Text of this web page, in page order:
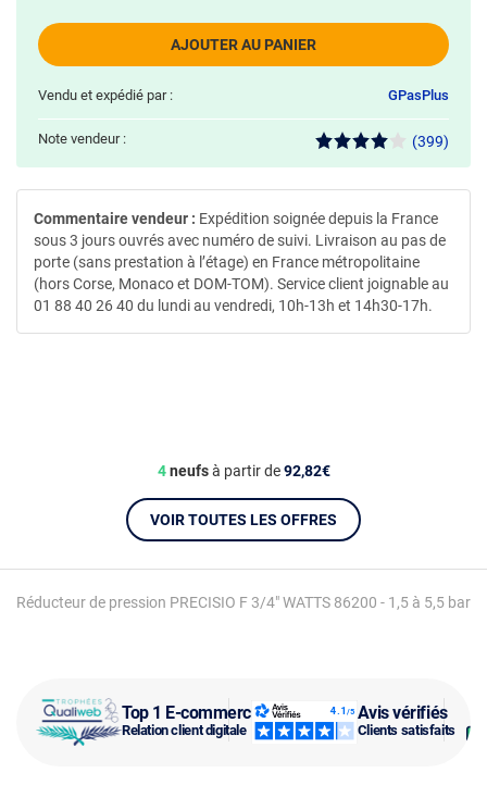
Top 1 E-commerce
Relation client digitale
Avis vérifiés
Clients satisfaits
Réducteur de pression PRECISIO F 3/4" WATTS 86200 - 1,5 à 5,5 bar
AJOUTER AU PANIER
Vendu et expédié par : GPasPlus
Note vendeur : (399)
4neufsà partir de92,82€
VOIR TOUTES LES OFFRES
Commentaire vendeur : Expédition soignée depuis la France
sous 3 jours ouvrés avec numéro de suivi. Livraison au pas de
porte (sans prestation à l’étage) en France métropolitaine
(hors Corse, Monaco et DOM-TOM). Service client joignable au
01 88 40 26 40 du lundi au vendredi, 10h-13h et 14h30-17h.